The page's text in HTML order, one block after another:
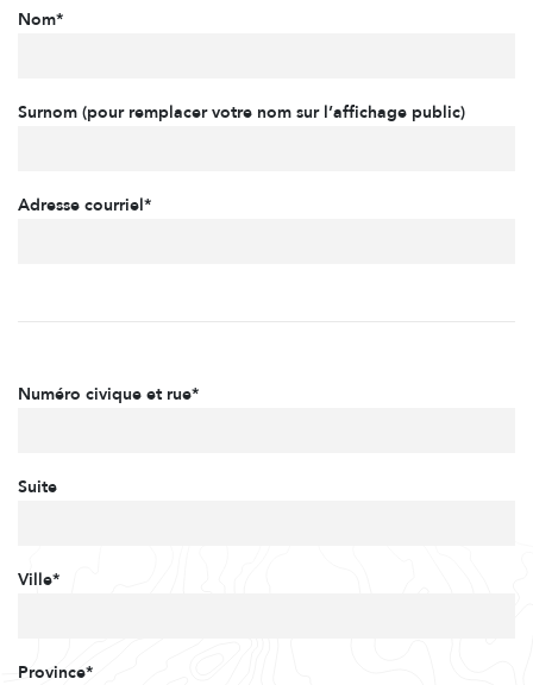
Nom*
Surnom (pour remplacer votre nom sur l’affichage public)
Adresse courriel*
Numéro civique et rue*
Suite
Ville*
Province*